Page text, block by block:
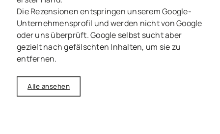
Die Rezensionen entspringen unserem Google-
Unternehmensprofil und werden nicht von Google
oder uns überprüft. Google selbst sucht aber
gezielt nach gefälschten Inhalten, um sie zu
entfernen.
Alle ansehen